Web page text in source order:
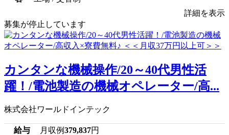
詳細を表示
募集が停止しています
カンタンな機械操作/20～40代男性活
躍！/電池製造の機械オペレーター/高...
株式会社ワールドインテック
給与 月収例379,837円